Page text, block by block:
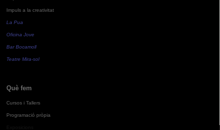
Impuls a la creativitat
La Pua
Oficina Jove
Bar Bocamoll
Teatre Mira-sol
Què fem
Cursos i Tallers
Programació pròpia